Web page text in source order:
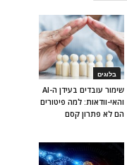
בלוגים
שימור עובדים בעידן ה-AI
והאי-וודאות: למה פיטורים
הם לא פתרון קסם